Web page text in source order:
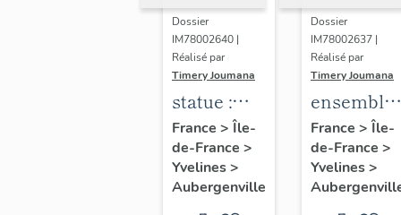
Dossier
IM78002640 |
Réalisé par
Timery Joumana
statue :
Sainte-
Thérèse
de l'Enfant
Jésus
France > Île-
de-France >
Yvelines>
Aubergenville
Dossier
IM78002637 |
Réalisé par
Timery Joumana
ensemble
de
peintures
France > Île-
de-France >
Yvelines>